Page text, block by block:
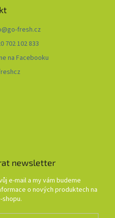
@go-fresh.cz
702 102 833
na Facebooku
newsletter
e-mail a my vám budeme
o nových produktech na
shopu.